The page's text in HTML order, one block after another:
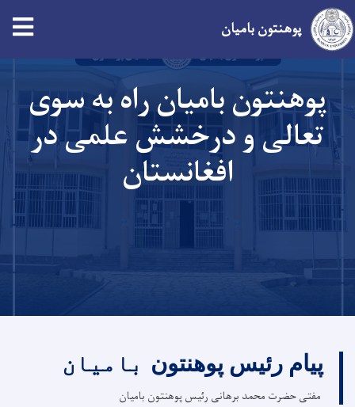
Skip
main
content
پوهنتون بامیان
پوهنتون بامیان راه به سوی
تعالی و درخشش علمی در
افغانستان
پیام رئیس پوهنتون بامیان
مفتی حضرت محمد برهانی رئیس پوهنتون بامیان